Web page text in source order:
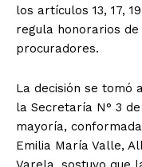
los artículos 13, 17,
regula honorarios
procuradores.
La decisión se tomó
la Secretaría N° 3
mayoría,
Emilia María Valle,